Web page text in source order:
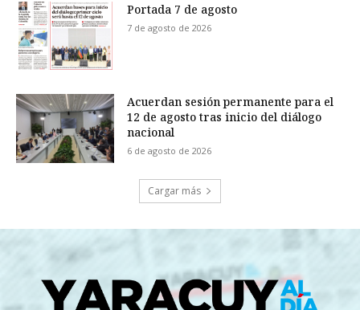
Portada 7 de agosto
7 de agosto de 2026
Acuerdan sesión permanente para el
12 de agosto tras inicio del diálogo
nacional
6 de agosto de 2026
Cargar más